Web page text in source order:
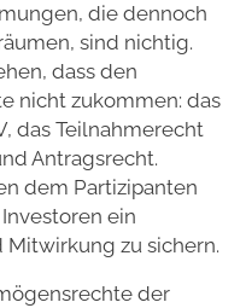
die dennoch
sind nichtig.
dass den
nicht zukommen: das
das Teilnahmerecht
Antragsrecht.
dem Partizipanten
ein
Mitwirkung zu sichern.
der